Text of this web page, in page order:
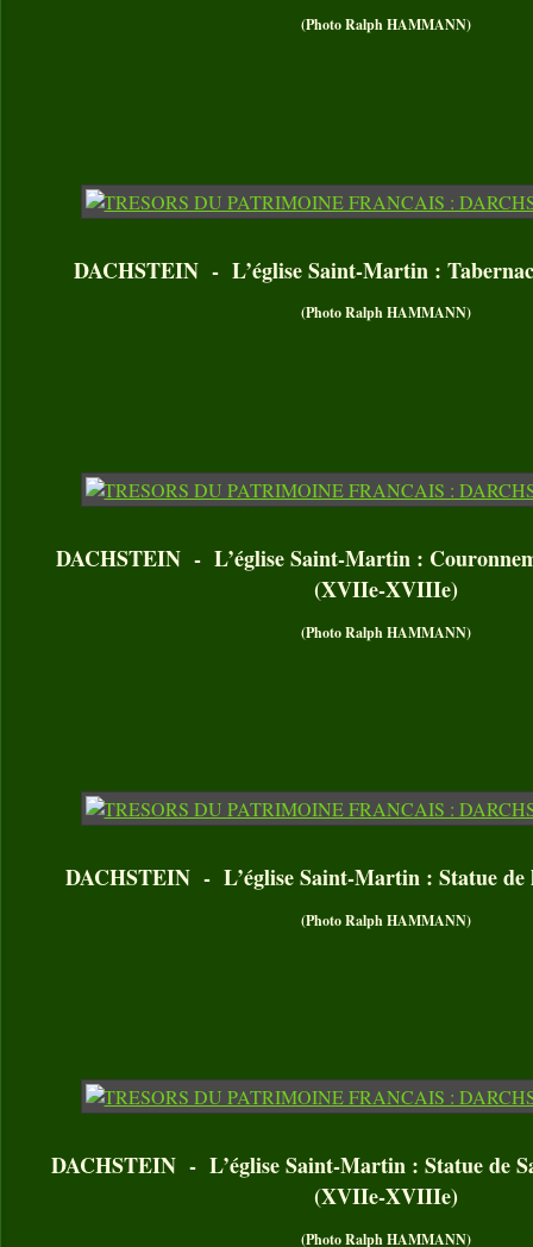
(Photo Ralph HAMMANN)
DACHSTEIN - L’église Saint-Martin :
(Photo Ralph HAMMANN)
DACHSTEIN - L’église Saint-Martin :
(XVIIe-XVIIIe)
(Photo Ralph HAMMANN)
DACHSTEIN - L’église Saint-Martin : Statue de
(Photo Ralph HAMMANN)
DACHSTEIN - L’église Saint-Martin : Statue de
(XVIIe-XVIIIe)
(Photo Ralph HAMMANN)